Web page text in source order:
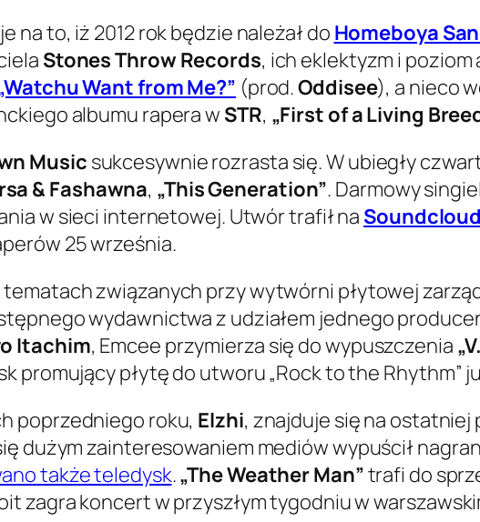
na to, iż 2012 rok będzie należał do Homeboya
Stones Throw Records, ich eklektyzm i
Want from Me?” (prod.Oddisee), a nieco
albumu rapera w STR, „First of a Living
Musicsukcesywnie rozrasta się. W ubiegły
& Fashawna, „This Generation”. Darmowy
w sieci internetowej. Utwór trafił na
25 września.
związanych przy wytwórni płytowej
wydawnictwa z udziałem jednego
Itachim, Emcee przymierza się do wypuszczenia
promujący płytę do utworu „Rock to the Rhythm”
poprzedniego roku, Elzhi, znajduje się na
dużym zainteresowaniem mediów wypuścił
także teledysk.„The Weather Man”trafi do
zagra koncert w przyszłym tygodniu w